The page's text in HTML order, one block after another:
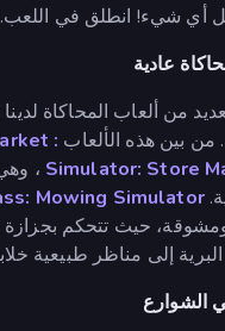
أي شيء! انطلق في اللعب.
عادية
من ألعاب المحاكاة
من بين هذه الألعاب
Simulator: Store ،
Mowing Simulator
حيث تتحكم بجزازة
إلى مناظر طبيعية
الشوارع